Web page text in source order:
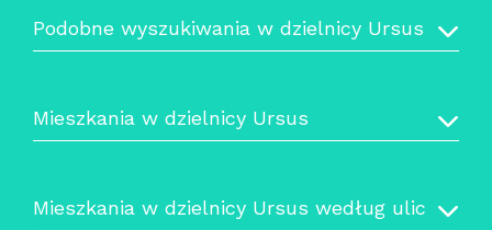
Podobne wyszukiwania w dzielnicy Ursus
Mieszkania w dzielnicy Ursus
Mieszkania w dzielnicy Ursus według ulic